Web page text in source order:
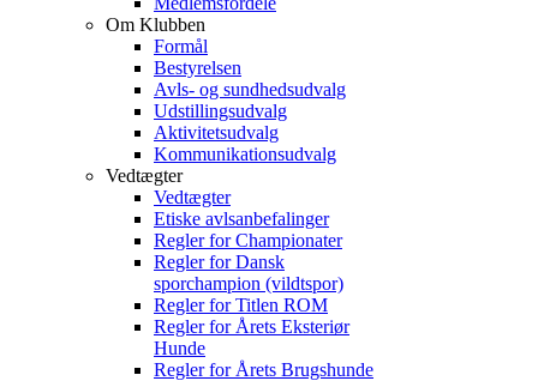
Om Klubben
Formål
Bestyrelsen
Avls- og sundhedsudvalg
Udstillingsudvalg
Aktivitetsudvalg
Kommunikationsudvalg
Vedtægter
Vedtægter
Etiske avlsanbefalinger
Regler for Championater
Regler for Dansk
sporchampion (vildtspor)
Regler for Titlen ROM
Regler for Årets Eksteriør
Hunde
Regler for Årets Brugshunde